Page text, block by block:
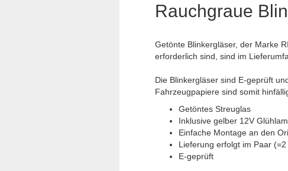
Rauchgraue
Getönte Blinkergläser, der Marke
erforderlich sind, sind im
Die Blinkergläser sind E-geprüft
Fahrzeugpapiere sind somit
Getöntes Streuglas
Inklusive gelber 12V
Einfache Montage an den
Lieferung erfolgt im Paar
E-geprüft